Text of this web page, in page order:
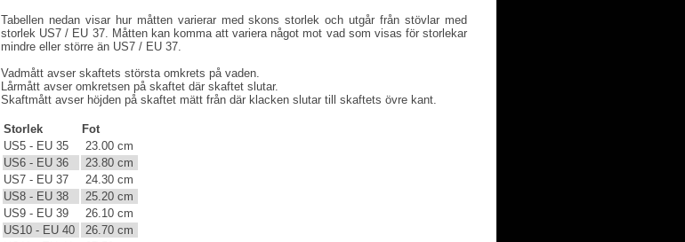
Tabellen nedan visar hur måtten varierar med skons storlek och utgår från stövlar med
storlek US7 / EU 37. Måtten kan komma att variera något mot vad som visas för storlekar
mindre eller större än US7 / EU 37.
Vadmått avser skaftets största omkrets på vaden.
Lårmått avser omkretsen på skaftet där skaftet slutar.
Skaftmått avser höjden på skaftet mätt från där klacken slutar till skaftets övre kant.
Storlek
Fot
US5 - EU 35
23.00 cm
US6 - EU 36
23.80 cm
US7 - EU 37
24.30 cm
US8 - EU 38
25.20 cm
US9 - EU 39
26.10 cm
US10 - EU 40
26.70 cm